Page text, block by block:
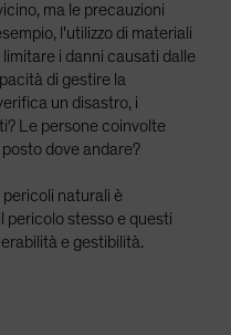
ma le precauzioni
l'utilizzo di materiali
i danni causati dalle
di gestire la
un disastro, i
Le persone coinvolte
dove andare?
pericoli naturali è
pericolo stesso e questi
e gestibilità.